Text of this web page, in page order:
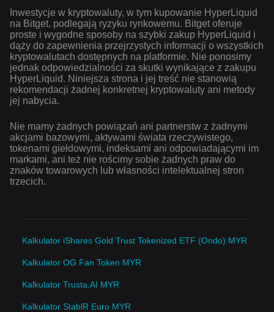
Inwestycje w kryptowaluty, w tym kupowanie HyperLiquid
na Bitget, podlegają ryzyku rynkowemu. Bitget oferuje
proste i wygodne sposoby na szybki zakup HyperLiquid i
dąży do zapewnienia przejrzystych informacji o wszystkich
kryptowalutach dostępnych na platformie. Nie ponosimy
jednak odpowiedzialności za skutki wynikające z zakupu
HyperLiquid. Niniejsza strona i jej treść nie stanowią
rekomendacji żadnej konkretnej kryptowaluty ani metody
jej nabycia.
Nie mamy żadnych powiązań ani partnerstw z żadnymi
akcjami bazowymi, aktywami świata rzeczywistego,
tokenami giełdowymi, indeksami ani odpowiadającymi im
markami, ani też nie rościmy sobie żadnych praw do
znaków towarowych lub własności intelektualnej stron
trzecich.
Kalkulator iShares Gold Trust Tokenized ETF (Ondo) MYR
Kalkulator OG Fan Token MYR
Kalkulator Trusta.AI MYR
Kalkulator StablR Euro MYR